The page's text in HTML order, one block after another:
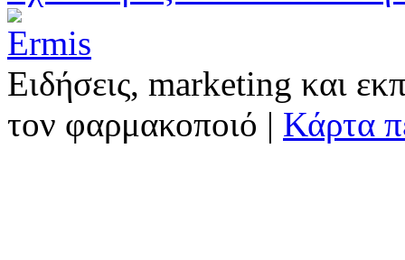
Ειδήσεις, marketing και
τον φαρμακοποιό | Κάρτα